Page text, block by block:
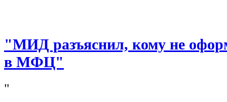
"МИД разъяснил, кому не
в МФЦ"
"